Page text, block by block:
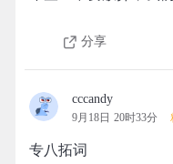
分享
cccandy
9月18日 20时33分
专八拓词